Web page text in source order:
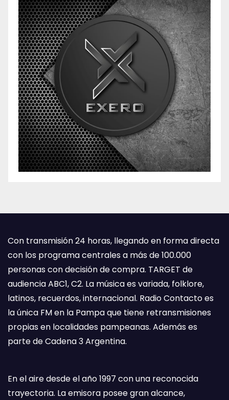
Con transmisión 24 horas, llegando en forma directa
con los programa centrales a más de 100.000
personas con decisión de compra. TARGET de
audiencia ABC1, C2. La música es variada, folklore,
latinos, recuerdos, internacional. Radio Contacto es
la única FM en la Pampa que tiene retransmisiones
propias en localidades pampeanas. Además es
parte de Cadena 3 Argentina.
En el aire desde el año 1997 con una reconocida
trayectoria. La emisora posee gran alcance,